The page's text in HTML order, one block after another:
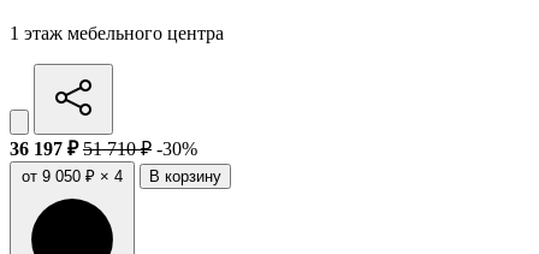
1 этаж мебельного центра
36 197 ₽ 51 710 ₽ -30%
от 9 050 ₽ × 4 В корзину